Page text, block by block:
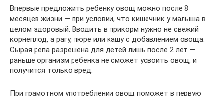
Впервые предложить ребенку овощ можно после 8
месяцев жизни — при условии, что кишечник у малыша в
целом здоровый. Вводить в прикорм нужно не свежий
корнеплод, а рагу, пюре или кашу с добавлением овоща.
Сырая репа разрешена для детей лишь после 2 лет —
раньше организм ребенка не сможет усвоить овощ, и
получится только вред.
При грамотном употреблении овощ поможет в первую